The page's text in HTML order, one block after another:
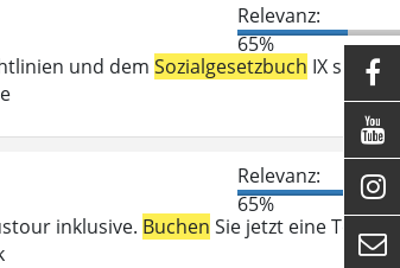
Relevanz:
65%
und dem Sozialgesetzbuch IX sind
Relevanz:
65%
inklusive. Buchen Sie jetzt eine Tour:



